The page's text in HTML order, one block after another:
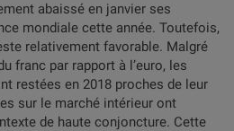
abaissé en janvier ses
mondiale cette année. Toutefois,
relativement favorable. Malgré
franc par rapport à l’euro, les
restées en 2018 proches de leur
sur le marché intérieur ont
de haute conjoncture. Cette